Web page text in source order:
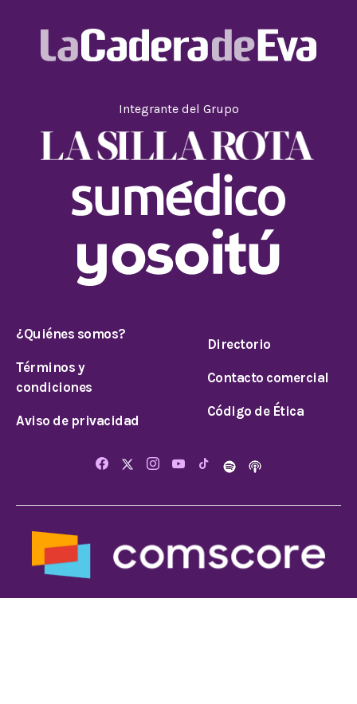
Integrante del Grupo
¿Quiénes somos?
Términos y
condiciones
Aviso de privacidad
Directorio
Contacto comercial
Código de Ética